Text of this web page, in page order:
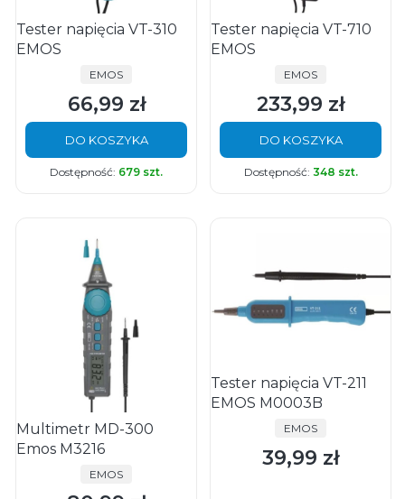
Tester napięcia VT-310
EMOS
PRODUCENT
EMOS
Cena
66,99 zł
DO KOSZYKA
Dostępność: 679 szt.
Tester napięcia VT-710
EMOS
PRODUCENT
EMOS
Cena
233,99 zł
DO KOSZYKA
Dostępność: 348 szt.
Multimetr MD-300
Emos M3216
PRODUCENT
EMOS
Tester napięcia VT-211
EMOS M0003B
PRODUCENT
EMOS
Cena
39,99 zł